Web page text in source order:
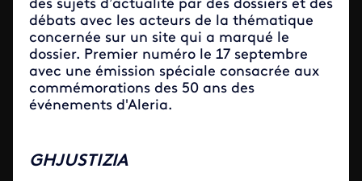
des sujets d’actualité par des dossiers et des
débats avec les acteurs de la thématique
concernée sur un site qui a marqué le
dossier. Premier numéro le 17 septembre
avec une émission spéciale consacrée aux
commémorations des 50 ans des
événements d'Aleria.
GHJUSTIZIA